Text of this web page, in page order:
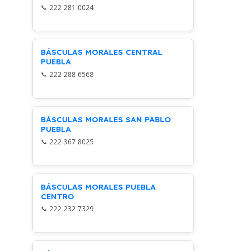
222 281 0024
BÁSCULAS MORALES CENTRAL
PUEBLA
222 288 6568
BÁSCULAS MORALES SAN PABLO
PUEBLA
222 367 8025
BÁSCULAS MORALES PUEBLA
CENTRO
222 232 7329